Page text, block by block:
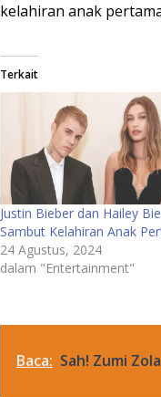
kelahiran anak
Terkait
Justin Bieber dan Hailey
Sambut Kelahiran Anak
24 Agustus, 2024
dalam "Entertainment"
Baca: Sah! Zumi